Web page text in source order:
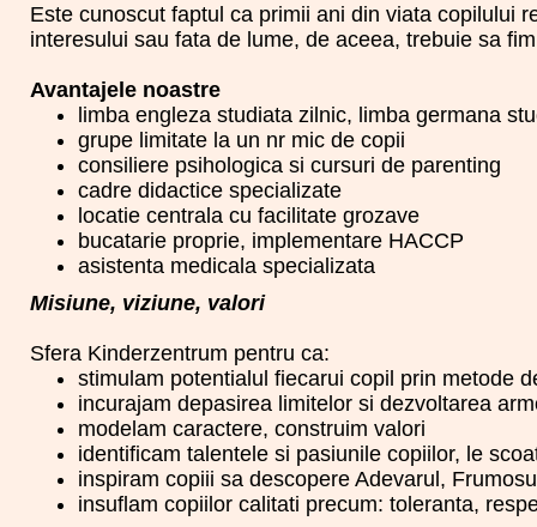
Este cunoscut faptul ca primii ani din viata copilului
interesului sau fata de lume, de aceea, trebuie sa
Avantajele noastre
limba engleza studiata zilnic, limba germana
grupe limitate la un nr mic de copii
consiliere psihologica si cursuri de parenting
cadre didactice specializate
locatie centrala cu facilitate grozave
bucatarie proprie, implementare HACCP
asistenta medicala specializata
Misiune, viziune, valori
Sfera Kinderzentrum pentru ca:
stimulam potentialul fiecarui copil prin metode
incurajam depasirea limitelor si dezvoltarea
modelam caractere, construim valori
identificam talentele si pasiunile copiilor, le
inspiram copiii sa descopere Adevarul,
insuflam copiilor calitati precum: toleranta,